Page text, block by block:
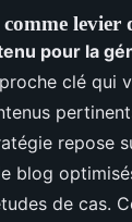
levier
pour la
clé qui
repose
blog
de cas.